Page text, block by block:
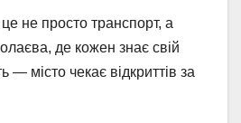
не просто транспорт, а
де кожен знає свій
— місто чекає відкриттів за